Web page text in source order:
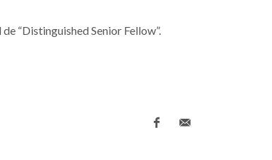
“Distinguished Senior Fellow”.